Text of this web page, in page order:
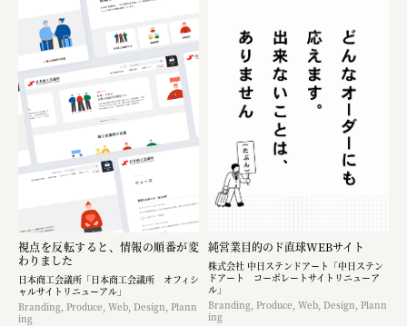
視点を反転すると、情報の順番が変
わりました
日本商工会議所「日本商工会議所 オフィシ
ャルサイトリニューアル」
Branding, Produce, Web, Design, Plann
ing
純営業目的のド直球WEBサイト
株式会社 中日ステンドアート「中日ステン
ドアート コーポレートサイトリニューア
ル」
Branding, Produce, Web, Design, Plann
ing